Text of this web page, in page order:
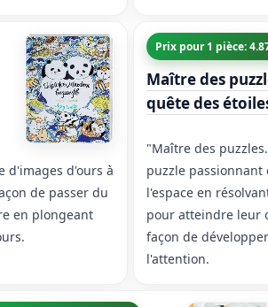
d'images d'ours à
de passer du
en plongeant
Prix pour 1 pièce:
Maître des
quête des
"Maître des
puzzle
l'espace en
pour atteindre leur
façon de
l'attention.